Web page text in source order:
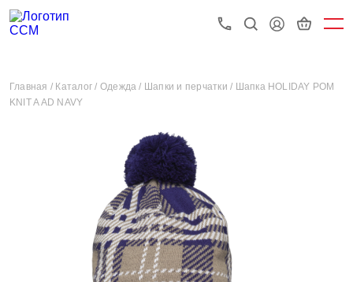
Главная / Каталог / Одежда / Шапки и перчатки / Шапка HOLIDAY POM
KNIT A AD NAVY